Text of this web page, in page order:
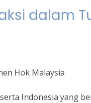
dalam
Hok Malaysia
Indonesia yang